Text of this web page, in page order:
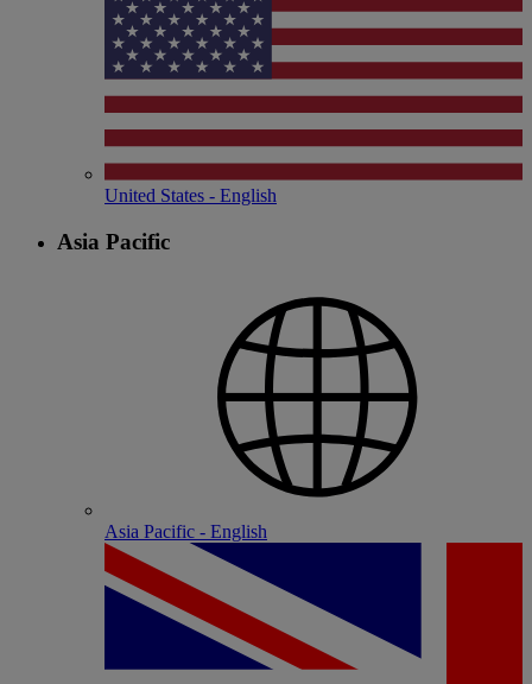
United States - English
Asia Pacific
Asia Pacific - English